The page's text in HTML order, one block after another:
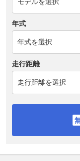
年式
走行距離